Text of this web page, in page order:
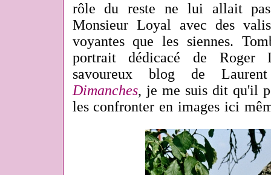
rôle du reste ne lui allait
Monsieur Loyal avec des
voyantes que les siennes.
portrait dédicacé de Roger
savoureux blog de
Dimanches, je me suis dit qu'il
les confronter en images ici